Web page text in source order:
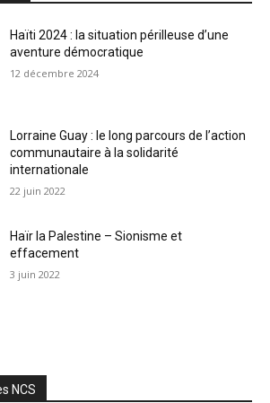
Haïti 2024 : la situation périlleuse d’une
aventure démocratique
12 décembre 2024
Lorraine Guay : le long parcours de l’action
communautaire à la solidarité
internationale
22 juin 2022
Haïr la Palestine – Sionisme et
effacement
3 juin 2022
NCS